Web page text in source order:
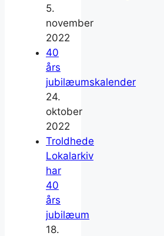
5.
november
2022
40
års
jubilæumskalender
24.
oktober
2022
Troldhede
Lokalarkiv
har
40
års
jubilæum
18.